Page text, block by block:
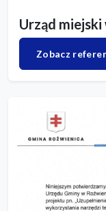
Urząd miejski
Zobacz